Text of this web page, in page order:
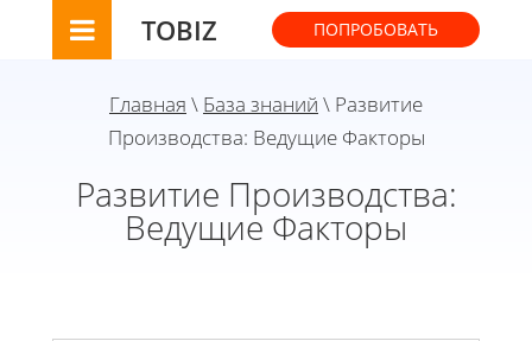
TOBIZ ПОПРОБОВАТЬ
Главная \ База знаний \ Развитие
Производства: Ведущие Факторы
Развитие Производства:
Ведущие Факторы